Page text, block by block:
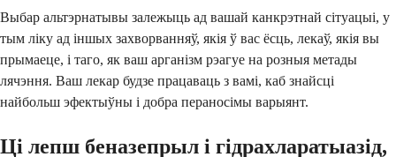
Выбар альтэрнатывы залежыць ад вашай канкрэтнай сітуацыі, у
тым ліку ад іншых захворванняў, якія ў вас ёсць, лекаў, якія вы
прымаеце, і таго, як ваш арганізм рэагуе на розныя метады
лячэння. Ваш лекар будзе працаваць з вамі, каб знайсці
найбольш эфектыўны і добра пераносімы варыянт.
Ці лепш беназепрыл і гідрахларатыазід,